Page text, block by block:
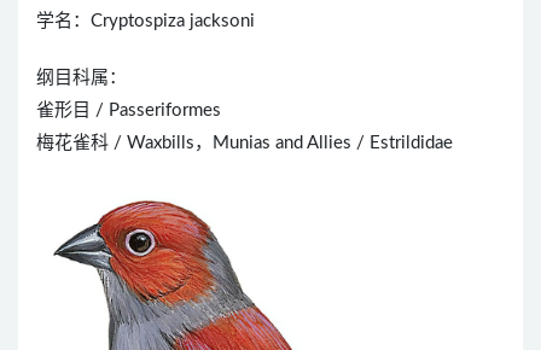
学名：Cryptospiza jacksoni
纲目科属：
雀形目 / Passeriformes
梅花雀科 / Waxbills，Munias and Allies / Estrildidae